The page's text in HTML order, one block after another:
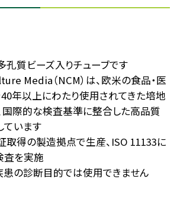
質ビーズ入りチューブです
Media（NCM）は、欧米の食品・医
年以上にわたり使用されてきた培地
国際的な検査基準に整合した高品質
ています
得の製造拠点で生産、ISO 11133に
査を実施
の診断目的では使用できません